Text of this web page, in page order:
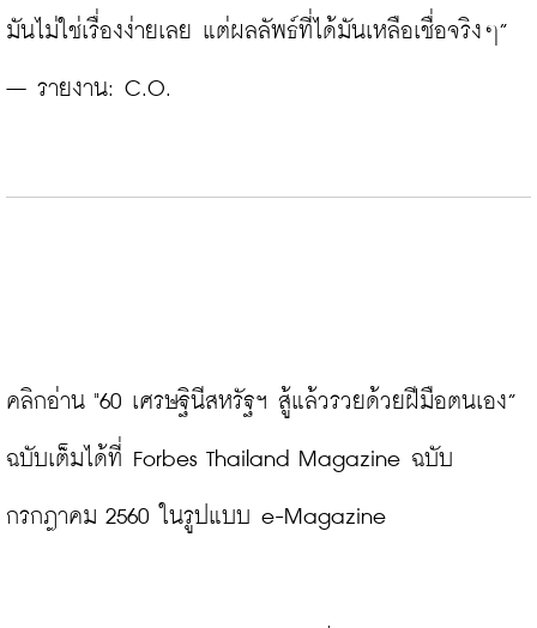
มันไม่ใช่เรื่องง่ายเลย แต่ผลลัพธ์ที่ได้มันเหลือเชื่อจริงๆ”
– รายงาน: C.O.
คลิกอ่าน "60 เศรษฐินีสหรัฐฯ สู้แล้วรวยด้วยฝีมือตนเอง”
ฉบับเต็มได้ที่ Forbes Thailand Magazine ฉบับ
กรกฎาคม 2560 ในรูปแบบ e-Magazine